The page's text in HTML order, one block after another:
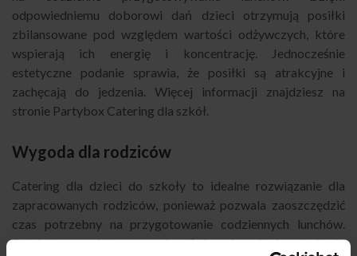
odpowiedniemu doborowi dań dzieci otrzymują posiłki
zbilansowane pod względem wartości odżywczych, które
wspierają ich energię i koncentrację. Jednocześnie
estetyczne podanie sprawia, że posiłki są atrakcyjne i
zachęcają do jedzenia. Więcej informacji znajdziesz na
stronie Partybox Catering dla szkół.
Wygoda dla rodziców
Catering dla dzieci do szkoły to idealne rozwiązanie dla
zapracowanych rodziców, ponieważ pozwala zaoszczędzić
czas potrzebny na przygotowanie codziennych lunchów.
Dzięki temu rodzice mogą skupić się na innych obowiązkach,